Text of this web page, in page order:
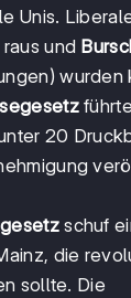
Unis.
und
wurden
20
schuf
die
sollte. Die